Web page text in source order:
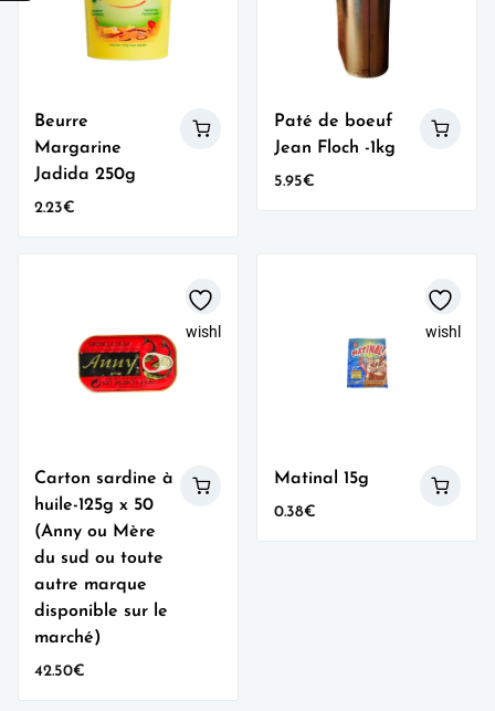
Beurre
Margarine
Jadida 250g
2.23€
Paté de boeuf
Jean Floch -1kg
5.95€
wishlist
Carton sardine à
huile-125g x 50
(Anny ou Mère
du sud ou toute
autre marque
disponible sur le
marché)
42.50€
wishlist
Matinal 15g
0.38€